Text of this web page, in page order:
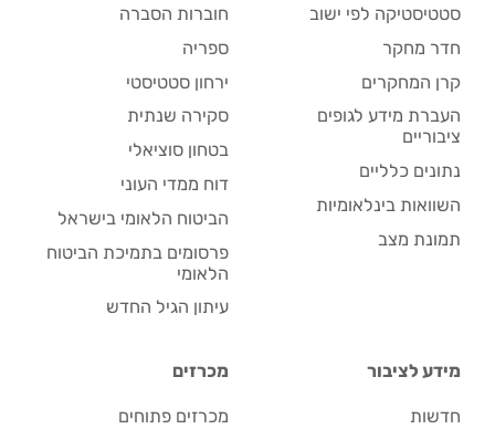
סטטיסטיקה לפי ישוב
חדר מחקר
קרן המחקרים
העברת מידע לגופים
ציבוריים
נתונים כלליים
השוואות בינלאומיות
תמונת מצב
חוברות הסברה
ספריה
ירחון סטטיסטי
סקירה שנתית
בטחון סוציאלי
דוח ממדי העוני
הביטוח הלאומי בישראל
פרסומים בתמיכת הביטוח
הלאומי
עיתון הגיל החדש
מידע לציבור
חדשות
מכרזים
מכרזים פתוחים